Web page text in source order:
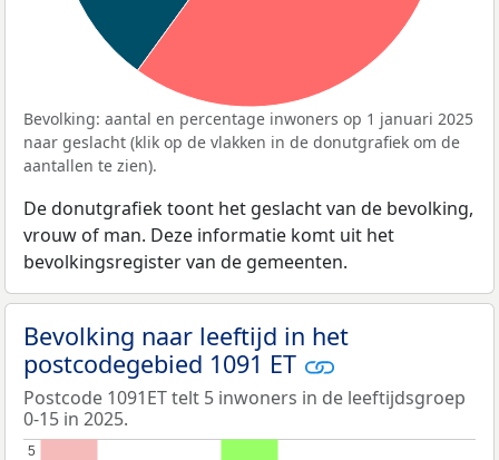
Bevolking: aantal en percentage inwoners op 1 januari 2025
naar geslacht (klik op de vlakken in de donutgrafiek om de
aantallen te zien).
De donutgrafiek toont het geslacht van de bevolking,
vrouw of man. Deze informatie komt uit het
bevolkingsregister van de gemeenten.
Bevolking naar leeftijd in het
postcodegebied 1091 ET
Postcode 1091ET telt 5 inwoners in de leeftijdsgroep
0-15 in 2025.
5
5